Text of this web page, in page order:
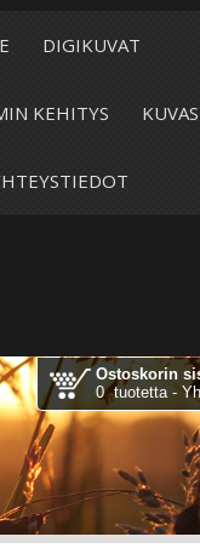
DIGIKUVAT
KEHITYS
Ostoskorin
0 tuotetta -